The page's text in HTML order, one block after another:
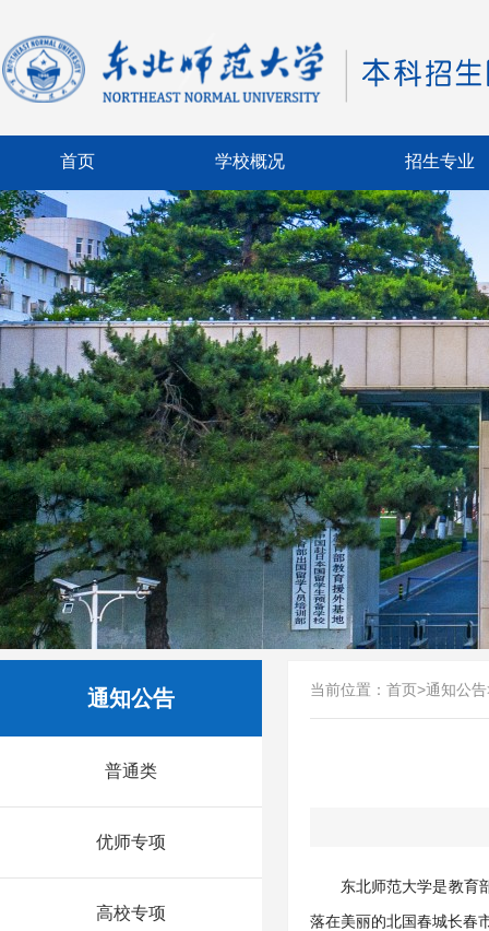
首页 学校概况 招生专业
通知公告
普通类
优师专项
高校专项
当前位置： 首页>通知公告
东北师范大学是教育
落在美丽的北国春城长春